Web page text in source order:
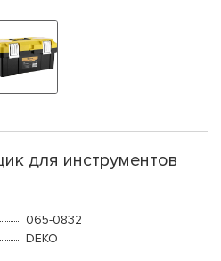
для инструментов
065-0832
DEKO